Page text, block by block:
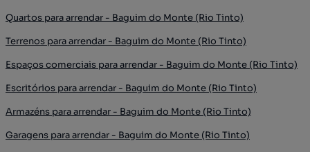
Quartos para arrendar - Baguim do Monte (Rio Tinto)
Terrenos para arrendar - Baguim do Monte (Rio Tinto)
Espaços comerciais para arrendar - Baguim do Monte (Rio Tinto)
Escritórios para arrendar - Baguim do Monte (Rio Tinto)
Armazéns para arrendar - Baguim do Monte (Rio Tinto)
Garagens para arrendar - Baguim do Monte (Rio Tinto)